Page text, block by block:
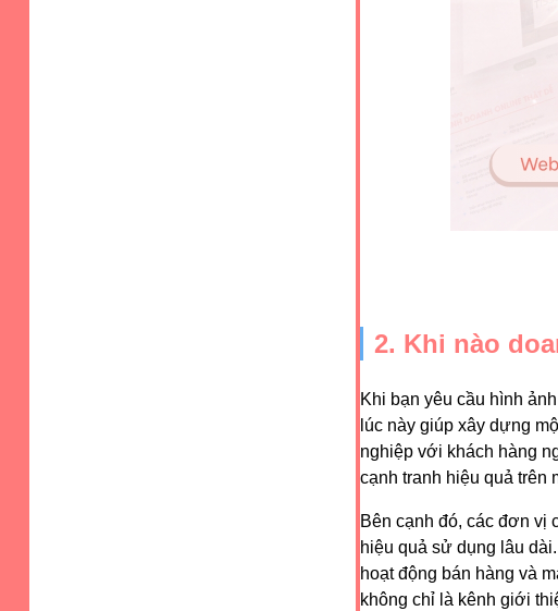
2. Khi nào
Khi bạn yêu cầu hình
lúc này giúp xây dựng
nghiệp với khách hàng
cạnh tranh hiệu quả trên
Bên cạnh đó, các đơn vị
hiệu quả sử dụng lâu
hoạt động bán hàng và
không chỉ là kênh giới